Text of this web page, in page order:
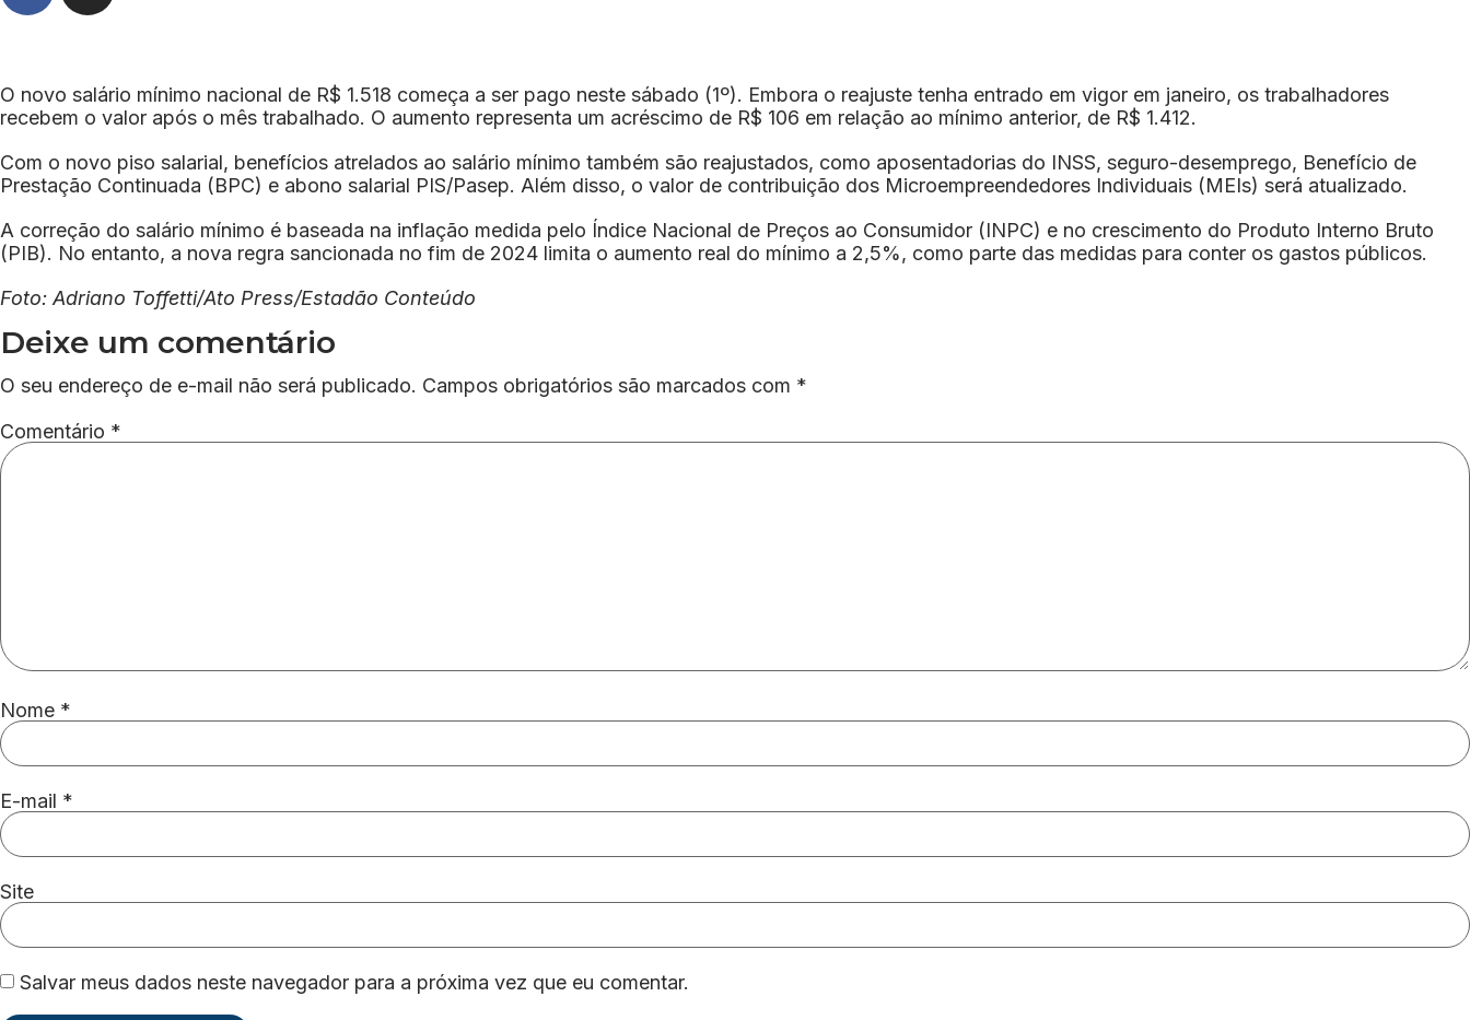
O novo salário mínimo nacional de R$ 1.518 começa a ser pago neste sábado (1º). Embora o reajuste tenha entrado em vigor em janeiro, os trabalhadores
recebem o valor após o mês trabalhado. O aumento representa um acréscimo de R$ 106 em relação ao mínimo anterior, de R$ 1.412.
Com o novo piso salarial, benefícios atrelados ao salário mínimo também são reajustados, como aposentadorias do INSS, seguro-desemprego, Benefício de
Prestação Continuada (BPC) e abono salarial PIS/Pasep. Além disso, o valor de contribuição dos Microempreendedores Individuais (MEIs) será atualizado.
A correção do salário mínimo é baseada na inflação medida pelo Índice Nacional de Preços ao Consumidor (INPC) e no crescimento do Produto Interno Bruto
(PIB). No entanto, a nova regra sancionada no fim de 2024 limita o aumento real do mínimo a 2,5%, como parte das medidas para conter os gastos públicos.
Foto: Adriano Toffetti/Ato Press/Estadão Conteúdo
Deixe um comentário
O seu endereço de e-mail não será publicado. Campos obrigatórios são marcados com *
Comentário *
Nome *
E-mail *
Site
Salvar meus dados neste navegador para a próxima vez que eu comentar.